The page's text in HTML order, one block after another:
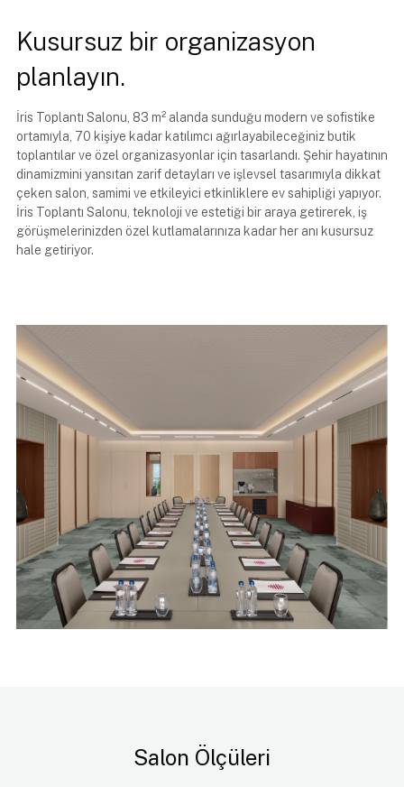
Kusursuz bir organizasyon
planlayın.
İris Toplantı Salonu, 83 m² alanda sunduğu modern ve sofistike
ortamıyla, 70 kişiye kadar katılımcı ağırlayabileceğiniz butik
toplantılar ve özel organizasyonlar için tasarlandı. Şehir hayatının
dinamizmini yansıtan zarif detayları ve işlevsel tasarımıyla dikkat
çeken salon, samimi ve etkileyici etkinliklere ev sahipliği yapıyor.
İris Toplantı Salonu, teknoloji ve estetiği bir araya getirerek, iş
görüşmelerinizden özel kutlamalarınıza kadar her anı kusursuz
hale getiriyor.
Salon Ölçüleri